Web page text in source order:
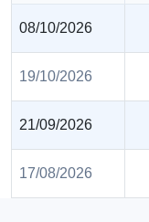
08/10/2026
19/10/2026
21/09/2026
17/08/2026